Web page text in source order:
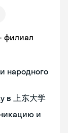
филиал
народного
в 上东大学
и